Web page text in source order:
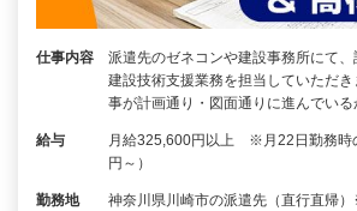
仕事内容
派遣先のゼネコンや建設事務所にて
建設技術支援業務を担当していただ
事が計画通り・図面通りに進んでい
給与
月給325,600円以上 ※月22日勤務時
円～）
勤務地
神奈川県川崎市の派遣先（直行直帰